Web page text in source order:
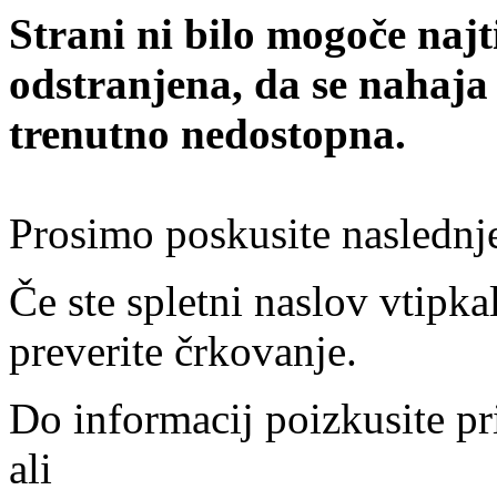
Strani ni bilo mogoče
odstranjena, da se
trenutno nedostopna.
Prosimo poskusite
Če ste spletni naslov
preverite črkovanje.
Do informacij poizkusite
ali